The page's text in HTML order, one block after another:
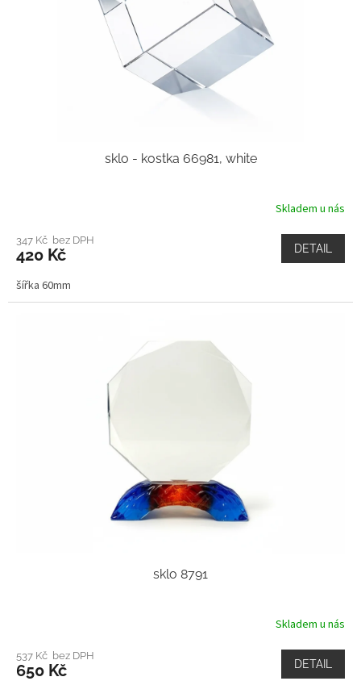
sklo - kostka 66981, white
Skladem u nás
347 Kč bez DPH
420 Kč DETAIL
šířka 60mm
sklo 8791
Skladem u nás
537 Kč bez DPH
650 Kč DETAIL